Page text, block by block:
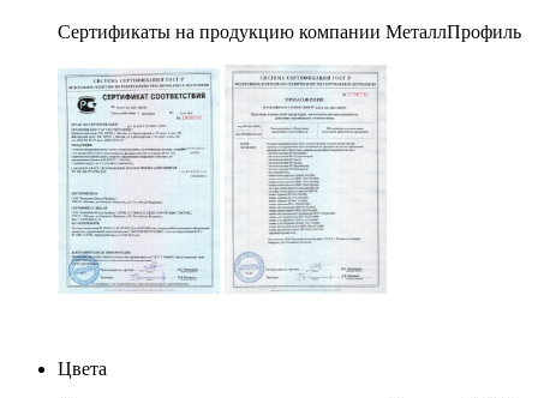
Сертификаты на продукцию компании МеталлПрофиль
Цвета